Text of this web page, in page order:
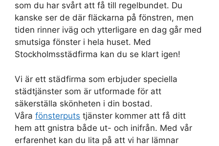
som du har svårt att få till regelbundet. Du
kanske ser de där fläckarna på fönstren, men
tiden rinner iväg och ytterligare en dag går med
smutsiga fönster i hela huset. Med
Stockholmsstädfirma kan du se klart igen!
Vi är ett städfirma som erbjuder speciella
städtjänster som är utformade för att
säkerställa skönheten i din bostad.
Våra fönsterputs tjänster kommer att få ditt
hem att gnistra både ut- och inifrån. Med vår
erfarenhet kan du lita på att vi har lämnar